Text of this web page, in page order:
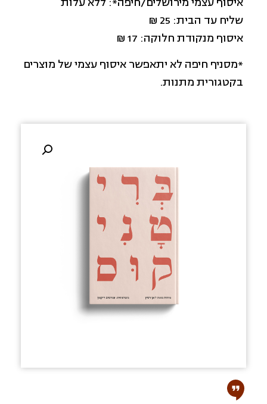
שליח עד הבית: 25 ₪
איסוף מנקודת חלוקה: 17 ₪
*מסניף חיפה לא יתאפשר איסוף עצמי של מוצרים
בקטגורית מתנות.